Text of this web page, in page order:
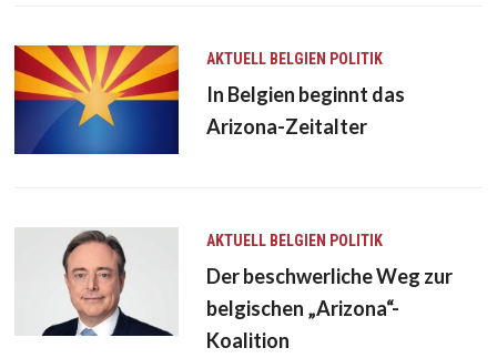
AKTUELL BELGIEN POLITIK
In Belgien beginnt das
Arizona-Zeitalter
AKTUELL BELGIEN POLITIK
Der beschwerliche Weg zur
belgischen „Arizona“-
Koalition